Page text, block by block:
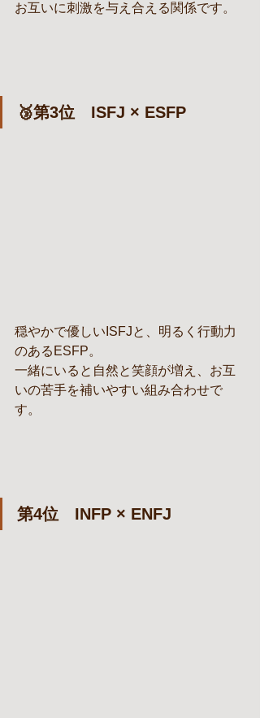
お互いに刺激を与え合える関係です。
🥉第3位　ISFJ × ESFP
穏やかで優しいISFJと、明るく行動力
のあるESFP。
一緒にいると自然と笑顔が増え、お互
いの苦手を補いやすい組み合わせで
す。
第4位　INFP × ENFJ